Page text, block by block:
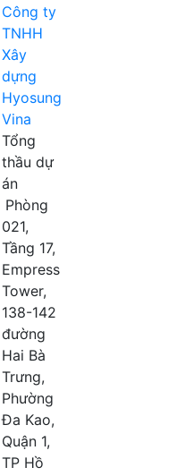
Công ty
TNHH
Xây
dựng
Hyosung
Vina
Tổng
thầu dự
án
Phòng
021,
Tầng 17,
Empress
Tower,
138-142
đường
Hai Bà
Trưng,
Phường
Đa Kao,
Quận 1,
TP Hồ